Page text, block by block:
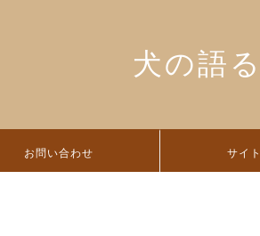
犬の語
お問い合わせ サイ